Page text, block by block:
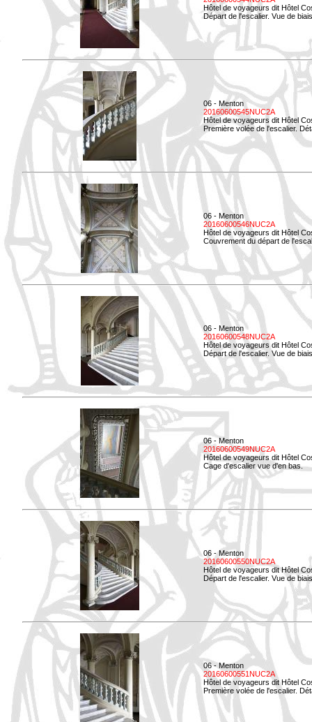
Hôtel de voyageurs dit Hôtel
Départ de l'escalier. Vue de
06 - Menton
20160600545NUC2A
Hôtel de voyageurs dit Hôtel
Première volée de l'escalier.
06 - Menton
20160600546NUC2A
Hôtel de voyageurs dit Hôtel
Couvrement du départ de
06 - Menton
20160600548NUC2A
Hôtel de voyageurs dit Hôtel
Départ de l'escalier. Vue de
06 - Menton
20160600549NUC2A
Hôtel de voyageurs dit Hôtel
Cage d'escalier vue d'en bas.
06 - Menton
20160600550NUC2A
Hôtel de voyageurs dit Hôtel
Départ de l'escalier. Vue de
06 - Menton
20160600551NUC2A
Hôtel de voyageurs dit Hôtel
Première volée de l'escalier.